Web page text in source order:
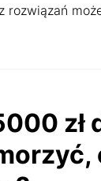
rozwiązań
zł
bardziej